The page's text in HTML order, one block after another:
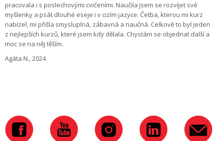
pracovala i s poslechovými cvičeními. Naučila jsem se rozvíjet své
myšlenky a psát dlouhé eseje i v cizím jazyce. Četba, kterou mi kurz
nabízel, mi přišla smysluplná, zábavná a naučná. Celkově to byl jeden
z nejlepších kurzů, které jsem kdy dělala. Chystám se objednat další a
moc se na něj těším.
Agáta N., 2024